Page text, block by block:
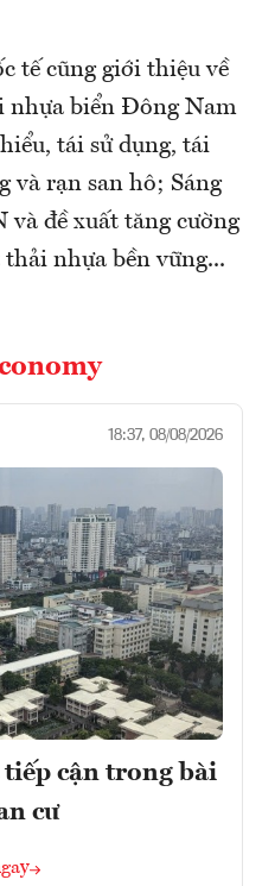
tế cũng giới thiệu về
nhựa biển Đông Nam
tái sử dụng, tái
và rạn san hô; Sáng
đề xuất tăng cường
nhựa bền vững...
18:37, 08/08/2026
cận trong bài
cư